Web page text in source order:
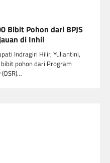
Bibit Pohon dari BPJS
di Inhil
Indragiri Hilir, Yuliantini,
pohon dari Program